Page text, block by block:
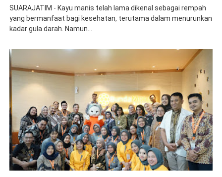
SUARAJATIM - Kayu manis telah lama dikenal sebagai rempah
yang bermanfaat bagi kesehatan, terutama dalam menurunkan
kadar gula darah. Namun...